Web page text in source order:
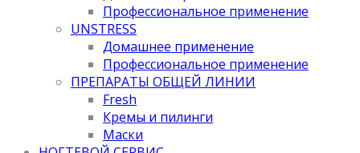
Профессиональное применение
UNSTRESS
Домашнее применение
Профессиональное применение
ПРЕПАРАТЫ ОБЩЕЙ ЛИНИИ
Fresh
Кремы и пилинги
Маски